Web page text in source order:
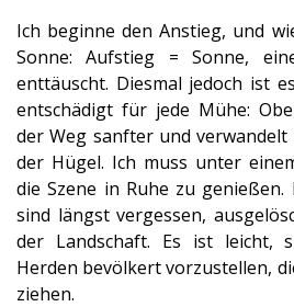
Ich beginne den Anstieg, und
Sonne: Aufstieg = Sonne,
enttäuscht. Diesmal jedoch ist
entschädigt für jede Mühe:
der Weg sanfter und
der Hügel. Ich muss unter
die Szene in Ruhe zu
sind längst vergessen,
der Landschaft. Es ist leicht,
Herden bevölkert vorzustellen,
ziehen.